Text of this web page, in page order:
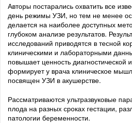
Авторы постарались охватить все
день режимы УЗИ, но тем не менее
делается на наиболее доступных
глубоком анализе результатов.
исследований приводятся в тесной
клиническими и лабораторными
повышает ценность
формирует у врача клиническое
посвящен УЗИ в акушерстве.
Рассматриваются ультразвуковые
плода на разных сроках гестации,
патологии беременности.